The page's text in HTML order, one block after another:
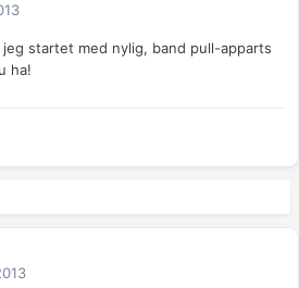
startet med nylig, band pull-apparts
ha!